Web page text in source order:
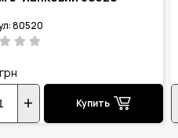
80520
грн
Купить